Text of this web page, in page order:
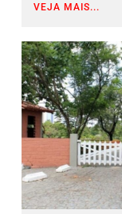
VEJA MAIS...